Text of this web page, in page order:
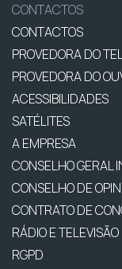
CONTACTOS
CONTACTOS
PROVEDORA DO
PROVEDORA DO
ACESSIBILIDADES
SATÉLITES
A EMPRESA
CONSELHO GERAL
CONSELHO DE
CONTRATO DE
RÁDIO E TELEVISÃO
RGPD